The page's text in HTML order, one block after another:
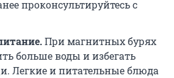
проконсультируйтесь с
При магнитных бурях
больше воды и избегать
Легкие и питательные блюда